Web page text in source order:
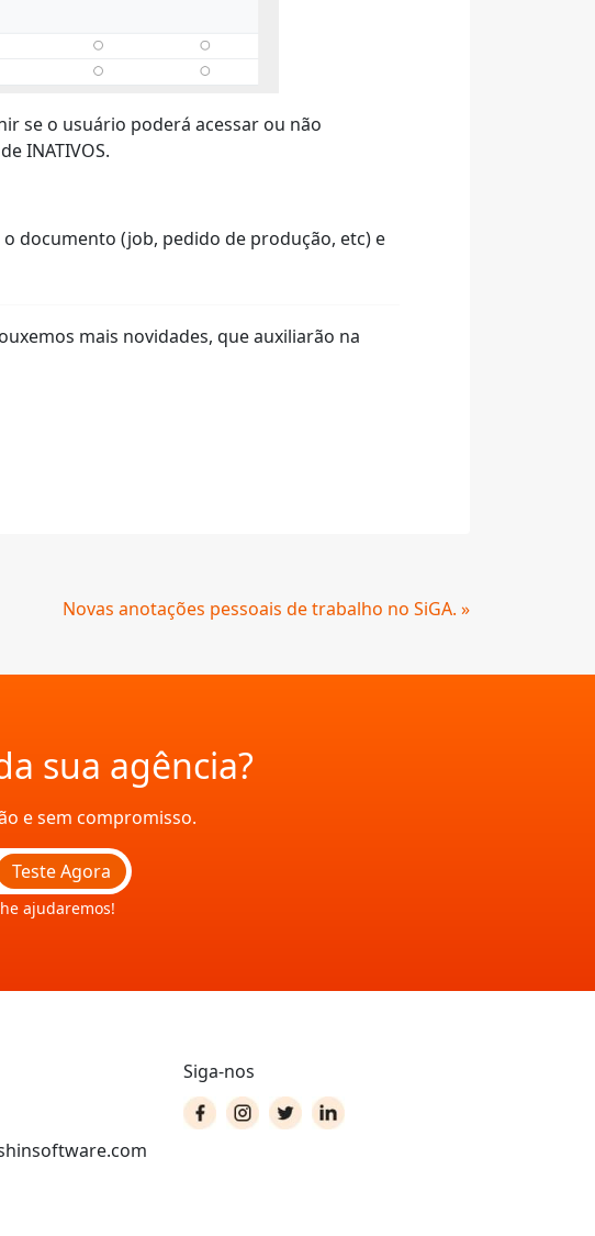
se o usuário poderá acessar ou não
INATIVOS.
documento (job, pedido de produção, etc) e
mais novidades, que auxiliarão na
Novas anotações pessoais de trabalho no SiGA. »
sua agência?
e sem compromisso.
Teste Agora
ajudaremos!
Siga-nos